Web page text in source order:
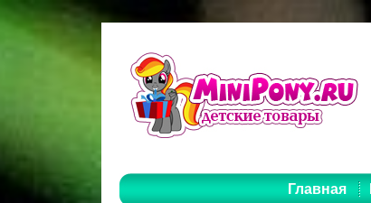
Главная